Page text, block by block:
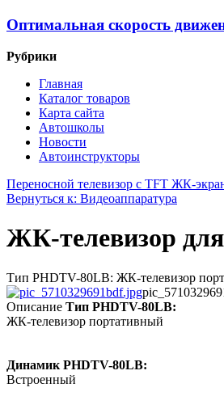
Оптимальная скорость
Рубрики
Главная
Каталог товаров
Карта сайта
Автошколы
Новости
Автоинструкторы
Переносной телевизор с TFT ЖК-
Вернуться к: Видеоаппаратура
ЖК-телевизор
Тип PHDTV-80LB: ЖК-телевизор
Описание Тип PHDTV-80LB:
ЖК-телевизор портативный
Динамик PHDTV-80LB:
Встроенный